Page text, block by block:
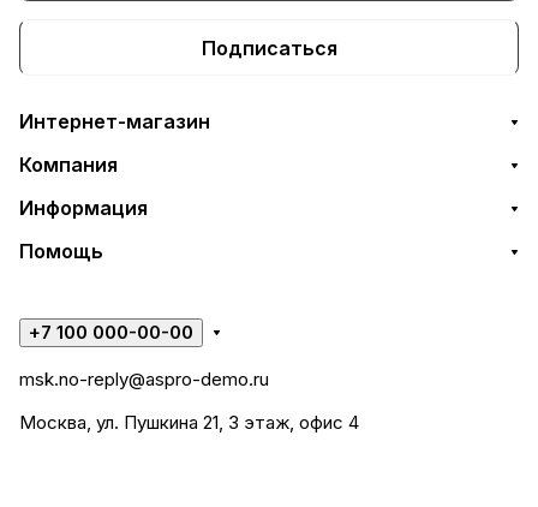
Подписаться
Интернет-магазин
Компания
Информация
Помощь
+7 100 000-00-00
msk.no-reply@aspro-demo.ru
Москва, ул. Пушкина 21, 3 этаж, офис 4